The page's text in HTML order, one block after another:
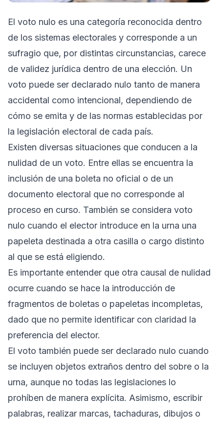
El voto nulo es una categoría reconocida dentro
de los sistemas electorales y corresponde a un
sufragio que, por distintas circunstancias, carece
de validez jurídica dentro de una elección. Un
voto puede ser declarado nulo tanto de manera
accidental como intencional, dependiendo de
cómo se emita y de las normas establecidas por
la legislación electoral de cada país.
Existen diversas situaciones que conducen a la
nulidad de un voto. Entre ellas se encuentra la
inclusión de una boleta no oficial o de un
documento electoral que no corresponde al
proceso en curso. También se considera voto
nulo cuando el elector introduce en la urna una
papeleta destinada a otra casilla o cargo distinto
al que se está eligiendo.
Es importante entender que otra causal de nulidad
ocurre cuando se hace la introducción de
fragmentos de boletas o papeletas incompletas,
dado que no permite identificar con claridad la
preferencia del elector.
El voto también puede ser declarado nulo cuando
se incluyen objetos extraños dentro del sobre o la
urna, aunque no todas las legislaciones lo
prohíben de manera explícita. Asimismo, escribir
palabras, realizar marcas, tachaduras, dibujos o